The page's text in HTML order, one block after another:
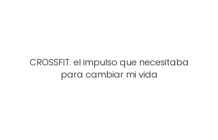
CROSSFIT: el impulso que necesitaba
para cambiar mi vida